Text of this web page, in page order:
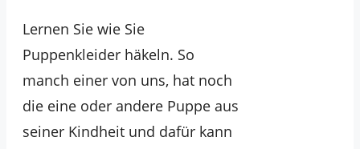
Lernen Sie wie Sie
Puppenkleider häkeln. So
manch einer von uns, hat noch
die eine oder andere Puppe aus
seiner Kindheit und dafür kann